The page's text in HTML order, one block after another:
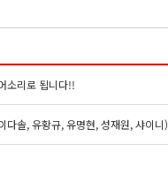
소리로 됩니다!!
다솔, 유황규, 유명현, 성재원, 샤이니)